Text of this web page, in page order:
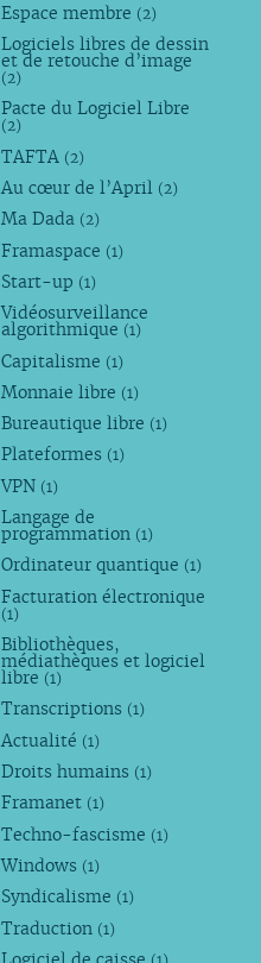
Espace membre (2)
Logiciels libres de dessin
et de retouche d’image
(2)
Pacte du Logiciel Libre
(2)
TAFTA (2)
Au cœur de l’April (2)
Ma Dada (2)
Framaspace (1)
Start-up (1)
Vidéosurveillance
algorithmique (1)
Capitalisme (1)
Monnaie libre (1)
Bureautique libre (1)
Plateformes (1)
VPN (1)
Langage de
programmation (1)
Ordinateur quantique (1)
Facturation électronique
(1)
Bibliothèques,
médiathèques et logiciel
libre (1)
Transcriptions (1)
Actualité (1)
Droits humains (1)
Framanet (1)
Techno-fascisme (1)
Windows (1)
Syndicalisme (1)
Traduction (1)